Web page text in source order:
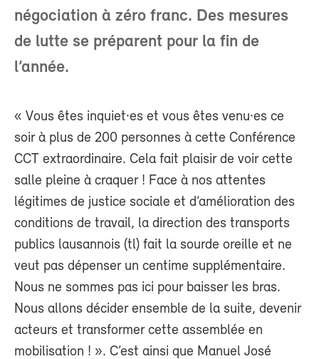
négociation à zéro franc. Des mesures
de lutte se préparent pour la fin de
l’année.
« Vous êtes inquiet·es et vous êtes venu·es ce
soir à plus de 200 personnes à cette Conférence
CCT extraordinaire. Cela fait plaisir de voir cette
salle pleine à craquer ! Face à nos attentes
légitimes de justice sociale et d’amélioration des
conditions de travail, la direction des transports
publics lausannois (tl) fait la sourde oreille et ne
veut pas dépenser un centime supplémentaire.
Nous ne sommes pas ici pour baisser les bras.
Nous allons décider ensemble de la suite, devenir
acteurs et transformer cette assemblée en
mobilisation ! ». C’est ainsi que Manuel José